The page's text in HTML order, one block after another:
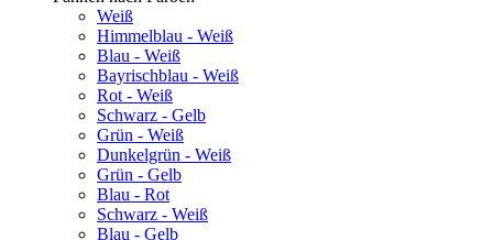
Weiß
Himmelblau - Weiß
Blau - Weiß
Bayrischblau - Weiß
Rot - Weiß
Schwarz - Gelb
Grün - Weiß
Dunkelgrün - Weiß
Grün - Gelb
Blau - Rot
Schwarz - Weiß
Blau - Gelb